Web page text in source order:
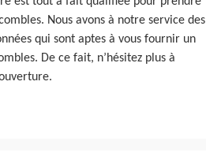
Nous avons à notre service des
qui sont aptes à vous fournir un
De ce fait, n’hésitez plus à